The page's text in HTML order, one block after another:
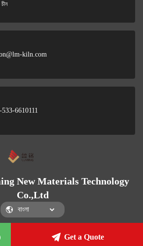
kiln.com
6610111
New Materials Technology
Co.,Ltd
New Materials Technology Co.,Ltd
Get a Quote